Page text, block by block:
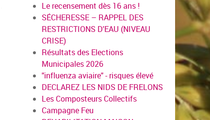
Le recensement dès 16 ans !
SÉCHERESSE – RAPPEL DES
RESTRICTIONS D'EAU (NIVEAU
CRISE)
Résultats des Elections
Municipales 2026
"influenza aviaire" - risques élevé
DECLAREZ LES NIDS DE FRELONS
Les Composteurs Collectifs
Campagne Feu